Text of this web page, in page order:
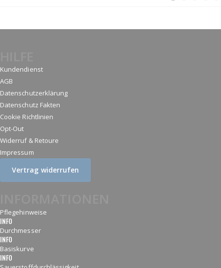
Kundendienst
AGB
Datenschutzerklärung
Datenschutz Fakten
Cookie Richtlinien
Opt-Out
Widerruf & Retoure
Impressum
Vertrag widerrufen
Pflegehinweise
INFO
Durchmesser
INFO
Basiskurve
INFO